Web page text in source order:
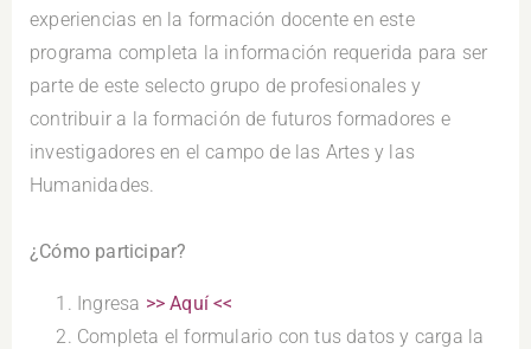
experiencias en la formación docente en este
programa completa la información requerida para ser
parte de este selecto grupo de profesionales y
contribuir a la formación de futuros formadores e
investigadores en el campo de las Artes y las
Humanidades.
¿Cómo participar?
Ingresa >> Aquí <<
Completa el formulario con tus datos y carga la